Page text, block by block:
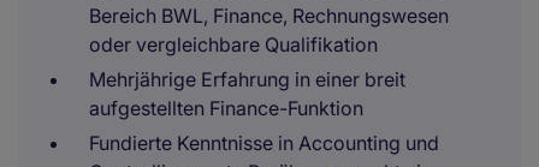
Bereich BWL, Finance, Rechnungswesen
oder vergleichbare Qualifikation
Mehrjährige Erfahrung in einer breit
aufgestellten Finance-Funktion
Fundierte Kenntnisse in Accounting und